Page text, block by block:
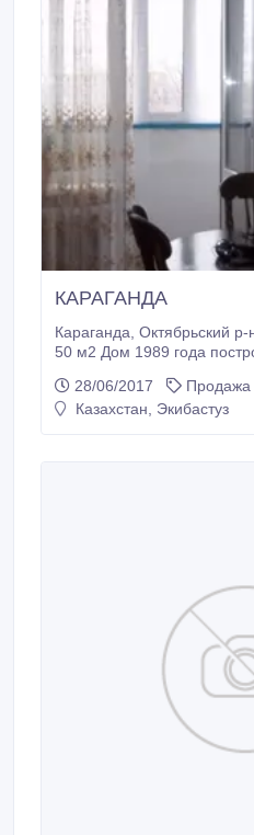
КАРАГАНДА
Караганда, Октябрьский р-н, 2 этаж из 5, площадь –
50 м2 Дом 1989 года постройки,
хорошо развита. Школа, д. сад, магазины, остановка
в шаговой доступности. Квартира
28/06/2017
Продажа
Казахстан, Экибастуз